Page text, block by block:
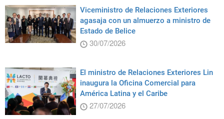
Viceministro de Relaciones Exteriores
agasaja con un almuerzo a ministro de
Estado de Belice
30/07/2026
El ministro de Relaciones Exteriores Lin
inaugura la Oficina Comercial para
América Latina y el Caribe
27/07/2026